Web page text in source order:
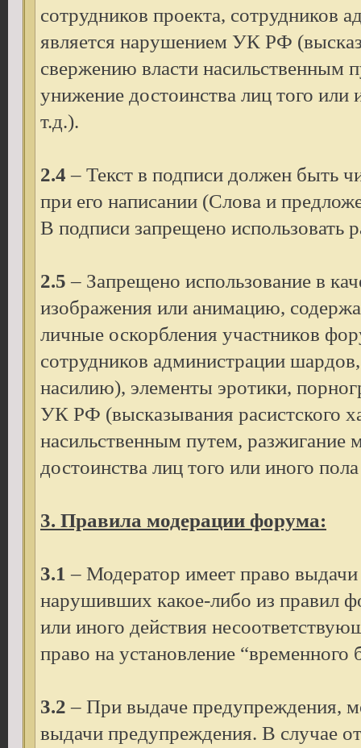
сотрудников проекта, сотрудников
является нарушением УК РФ
свержению власти насильственным
унижение достоинства лиц того или
т.д.).
2.4 – Текст в подписи должен быть
при его написании (Слова и
В подписи запрещено
2.5 – Запрещено использование в
изображения или анимацию,
личные оскорбления участников
сотрудников администрации
насилию), элементы эротики,
УК РФ (высказывания расистского
насильственным путем, разжигание
достоинства лиц того или иного
3. Правила модерации форума:
3.1 – Модератор имеет право
нарушивших какое-либо из правил
или иного действия
право на установление “временного
3.2 – При выдаче предупреждения,
выдачи предупреждения. В случае